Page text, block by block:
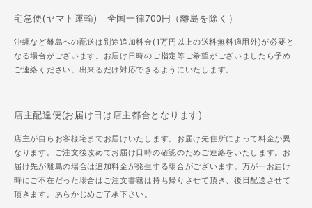
宅急便(ヤマト運輸) 全国一律700円（離島を除く）
沖縄など離島への配送は別途追加料金(1万円以上の送料無料適用外)が必要と
なる場合がございます。お届け日時のご指定等ご希望がございましたら予め
ご連絡ください。出来るだけ対応できるようにいたします。
店主配達便(お届け日は店主都合となります)
店主が自らお客様宅までお届けいたします。お届け先住所によって料金が異
なります。ご注文後改めてお届け日時の確認のためご連絡をいたします。お
届け先が離島の場合は追加料金が発生する場合がございます。万が一お届け
時にご不在だった場合はご注文書籍は持ち帰りさせて頂き、後日配送させて
頂きます。あらかじめご了承下さい。